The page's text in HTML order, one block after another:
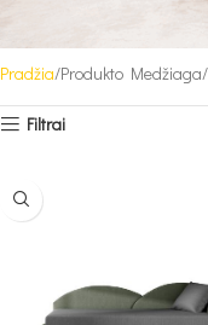
Pradžia Produkto Medžiaga
Filtrai